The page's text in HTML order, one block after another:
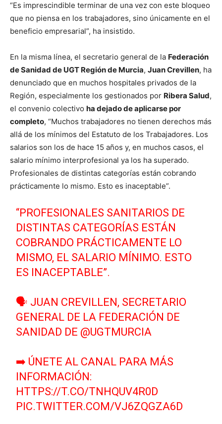
“Es imprescindible terminar de una vez con este bloqueo
que no piensa en los trabajadores, sino únicamente en el
beneficio empresarial”, ha insistido.
En la misma línea, el secretario general de la Federación
de Sanidad de UGT Región de Murcia, Juan Crevillen, ha
denunciado que en muchos hospitales privados de la
Región, especialmente los gestionados por Ribera Salud,
el convenio colectivo ha dejado de aplicarse por
completo, “Muchos trabajadores no tienen derechos más
allá de los mínimos del Estatuto de los Trabajadores. Los
salarios son los de hace 15 años y, en muchos casos, el
salario mínimo interprofesional ya los ha superado.
Profesionales de distintas categorías están cobrando
prácticamente lo mismo. Esto es inaceptable”.
“PROFESIONALES SANITARIOS DE
DISTINTAS CATEGORÍAS ESTÁN
COBRANDO PRÁCTICAMENTE LO
MISMO, EL SALARIO MÍNIMO. ESTO
ES INACEPTABLE”.
🗣 JUAN CREVILLEN, SECRETARIO
GENERAL DE LA FEDERACIÓN DE
SANIDAD DE @UGTMURCIA
➡️ ÚNETE AL CANAL PARA MÁS
INFORMACIÓN:
HTTPS://T.CO/TNHQUV4R0D
PIC.TWITTER.COM/VJ6ZQGZA6D